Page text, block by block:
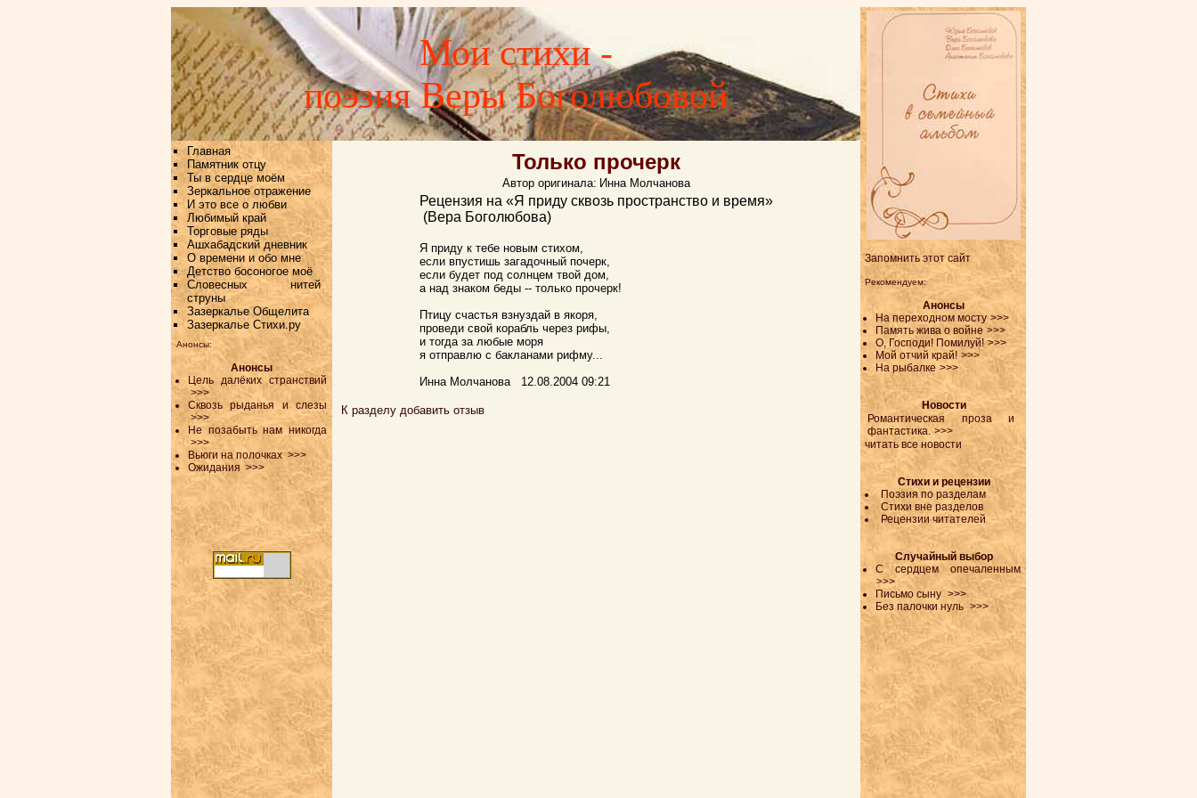
Мои стихи -
поэзия Веры Боголюбовой
Запомнить этот сайт
Рекомендуем:
Анонсы
На переходном мосту >>>
Память жива о войне >>>
О, Господи! Помилуй!>>>
Мой отчий край! >>>
На рыбалке >>>
Новости
Романтическая проза и
фантастика. >>>
читать все новости
Стихи и рецензии
Поэзия по разделам
Стихи вне разделов
Рецензии читателей
Случайный выбор
C сердцем опечаленным
>>>
Письмо сыну >>>
Без палочки нуль >>>
Главная
Памятник отцу
Ты в сердце моём
Зеркальное отражение
И это все о любви
Любимый край
Торговые ряды
Ашхабадский дневник
О времени и обо мне
Детство босоногое моё
Словесных нитей
струны
Зазеркалье Общелита
Зазеркалье Стихи.ру
Анонсы:
Анонсы
Цель далёких странствий
>>>
Сквозь рыданья и слезы
>>>
Не позабыть нам никогда
>>>
Вьюги на полочках >>>
Ожидания >>>
Только прочерк
Автор оригинала: Инна Молчанова
Рецензия на «Я приду сквозь пространство и время»
(Вера Боголюбова)
Я приду к тебе новым стихом,
если впустишь загадочный почерк,
если будет под солнцем твой дом,
а над знаком беды -- только прочерк!
Птицу счастья взнуздай в якоря,
проведи свой корабль через рифы,
и тогда за любые моря
я отправлю с бакланами рифму...
Инна Молчанова 12.08.2004 09:21
К разделу добавить отзыв